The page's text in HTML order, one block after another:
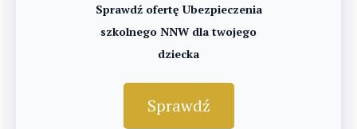
Sprawdź ofertę Ubezpieczenia
szkolnego NNW dla twojego
dziecka
Sprawdź